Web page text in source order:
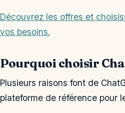
Découvrez les offres et
vos besoins.
Pourquoi choisir
Plusieurs raisons font de
plateforme de référence pour